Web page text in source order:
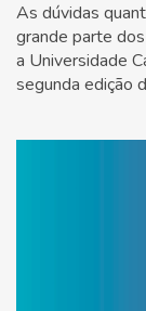
As dúvidas
grande parte
a Universidade
segunda edição